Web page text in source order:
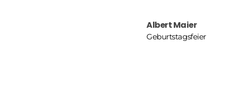
Albert Maier
Geburtstagsfeier